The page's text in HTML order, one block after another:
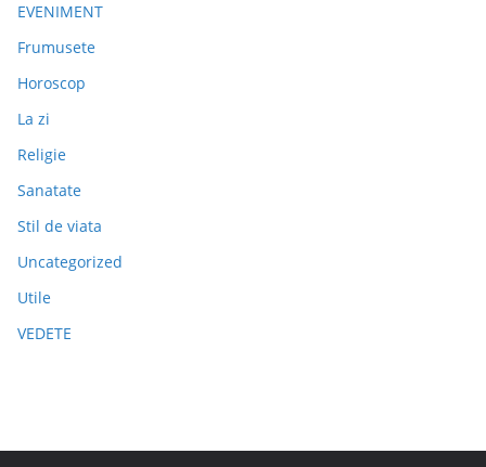
EVENIMENT
Frumusete
Horoscop
La zi
Religie
Sanatate
Stil de viata
Uncategorized
Utile
VEDETE